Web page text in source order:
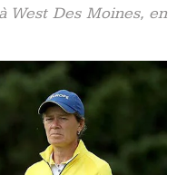
West Des Moines, en